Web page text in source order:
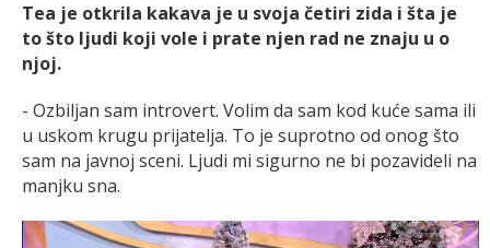
Tea je otkrila kakava je u svoja četiri zida i šta je
to što ljudi koji vole i prate njen rad ne znaju u o
njoj.
- Ozbiljan sam introvert. Volim da sam kod kuće sama ili
u uskom krugu prijatelja. To je suprotno od onog što
sam na javnoj sceni. Ljudi mi sigurno ne bi pozavideli na
manjku sna.